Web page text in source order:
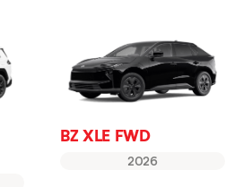
BZ XLE FWD
2026